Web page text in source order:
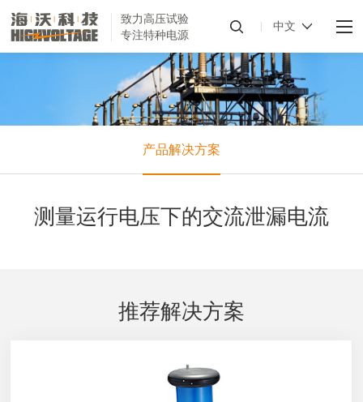
致力高压试验
专注特种电源
中文
产品解决方案
测量运行电压下的交流泄漏电流
推荐解决方案